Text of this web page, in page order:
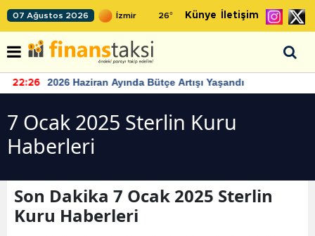
07 Ağustos 2026 26° Künye İletişim
22:26 2026 Haziran Ayında Bütçe Artışı Yaşandı
7 Ocak 2025 Sterlin Kuru
Haberleri
Son Dakika 7 Ocak 2025 Sterlin
Kuru Haberleri